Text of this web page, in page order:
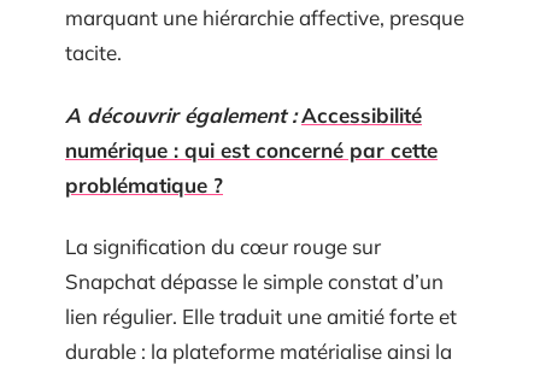
marquant une hiérarchie affective, presque
tacite.
A découvrir également :Accessibilité
numérique : qui est concerné par cette
problématique ?
La signification du cœur rouge sur
Snapchat dépasse le simple constat d’un
lien régulier. Elle traduit une amitié forte et
durable : la plateforme matérialise ainsi la